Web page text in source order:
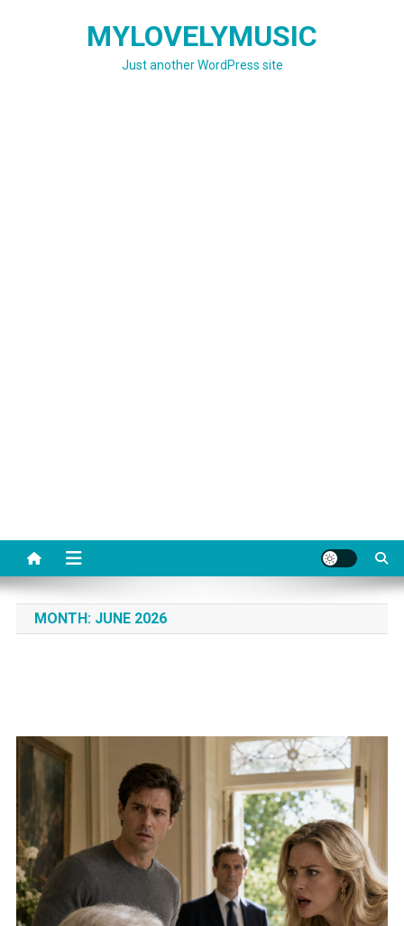
MYLOVELYMUSIC
Just another WordPress site
MONTH: JUNE 2026